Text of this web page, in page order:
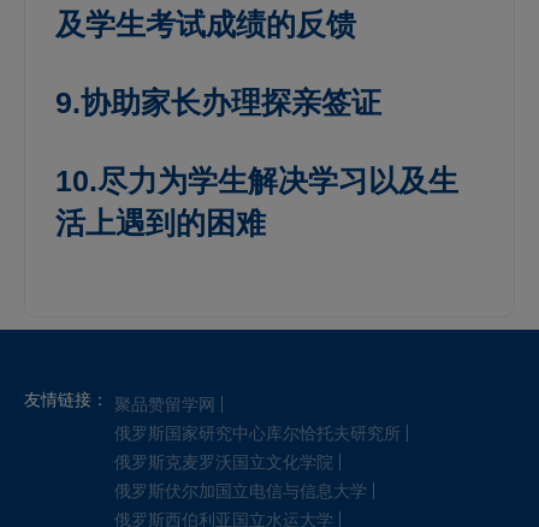
及学生考试成绩的反馈
9.协助家长办理探亲签证
10.尽力为学生解决学习以及生
活上遇到的困难
友情链接：
聚品赞留学网
俄罗斯国家研究中心库尔恰托夫研究所
俄罗斯克麦罗沃国立文化学院
俄罗斯伏尔加国立电信与信息大学
俄罗斯西伯利亚国立水运大学